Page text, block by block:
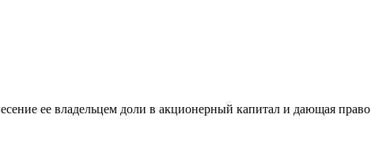
ее владельцем доли в акционерный капитал и дающая право